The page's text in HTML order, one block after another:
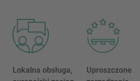
Lokalna obsługa,
Uproszczone